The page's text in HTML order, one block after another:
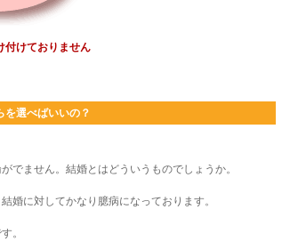
けておりません
を選べばいいの？
ません。結婚とはどういうものでしょうか。
婚に対してかなり臆病になっております。
。